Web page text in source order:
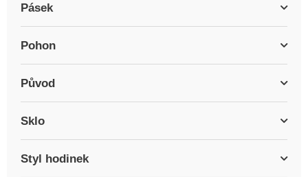
Pásek
Pohon
Původ
Sklo
Styl hodinek